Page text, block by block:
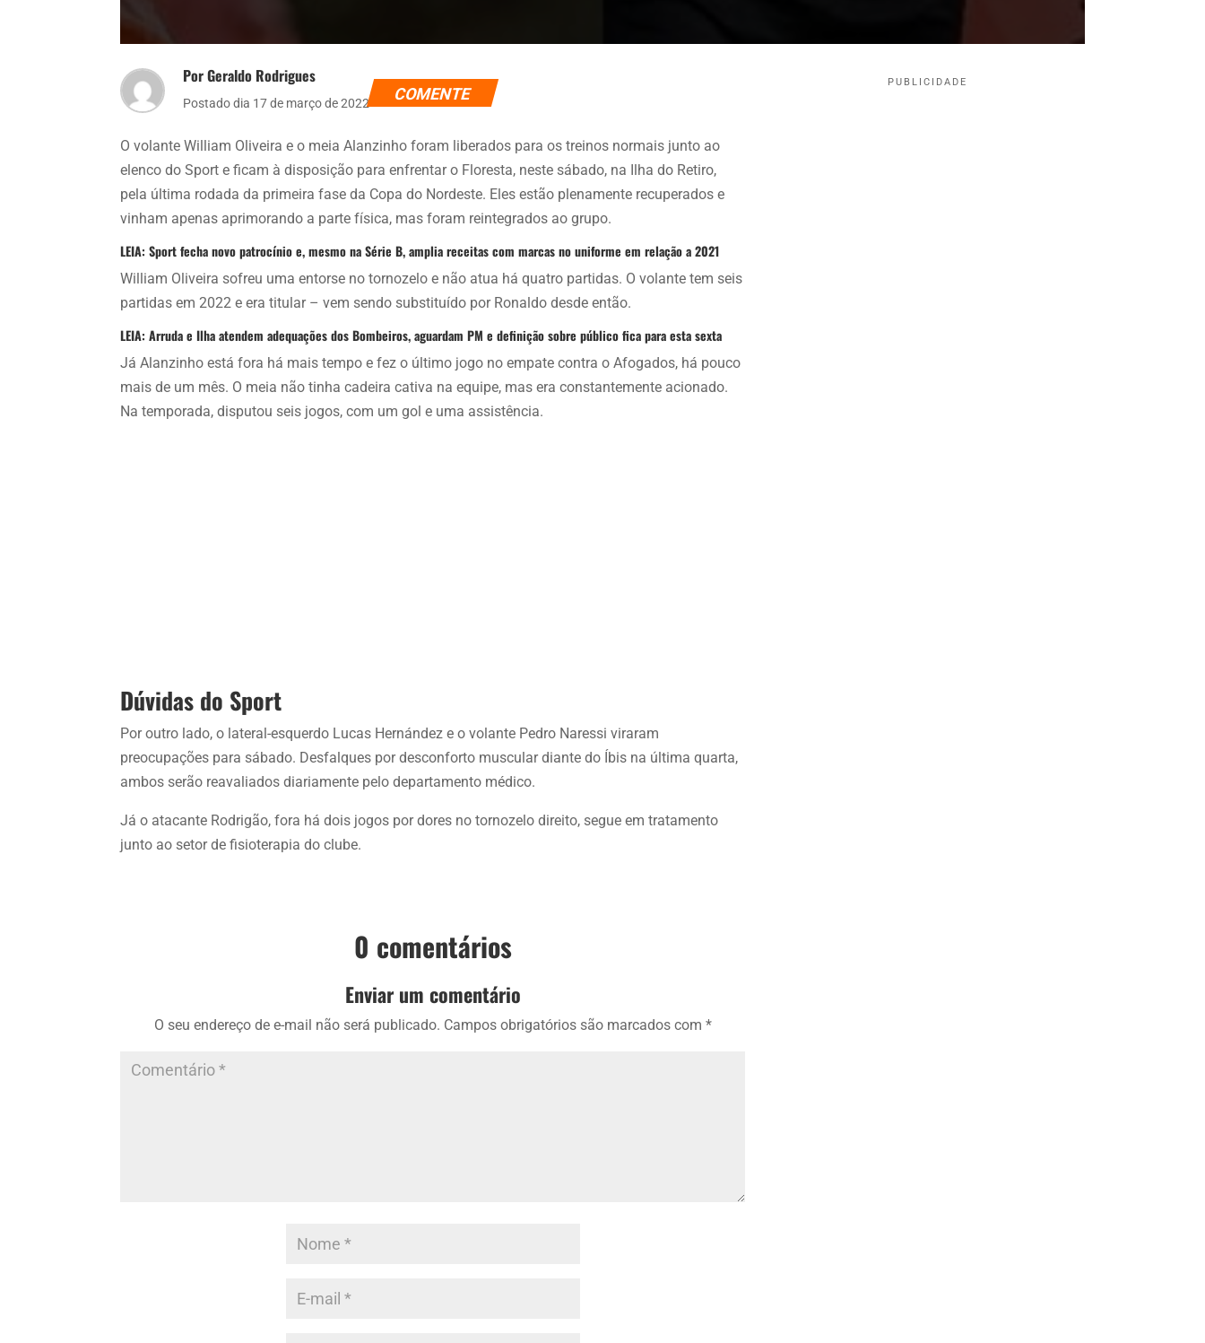
Por Geraldo Rodrigues
Postado dia 17 de março de 2022 COMENTE
O volante William Oliveira e o meia Alanzinho foram liberados para os treinos normais junto ao
elenco do Sport e ficam à disposição para enfrentar o Floresta, neste sábado, na Ilha do Retiro,
pela última rodada da primeira fase da Copa do Nordeste. Eles estão plenamente recuperados e
vinham apenas aprimorando a parte física, mas foram reintegrados ao grupo.
LEIA: Sport fecha novo patrocínio e, mesmo na Série B, amplia receitas com marcas no uniforme em relação a 2021
William Oliveira sofreu uma entorse no tornozelo e não atua há quatro partidas. O volante tem seis
partidas em 2022 e era titular – vem sendo substituído por Ronaldo desde então.
LEIA: Arruda e Ilha atendem adequações dos Bombeiros, aguardam PM e definição sobre público fica para esta sexta
Já Alanzinho está fora há mais tempo e fez o último jogo no empate contra o Afogados, há pouco
mais de um mês. O meia não tinha cadeira cativa na equipe, mas era constantemente acionado.
Na temporada, disputou seis jogos, com um gol e uma assistência.
Dúvidas do Sport
Por outro lado, o lateral-esquerdo Lucas Hernández e o volante Pedro Naressi viraram
preocupações para sábado. Desfalques por desconforto muscular diante do Íbis na última quarta,
ambos serão reavaliados diariamente pelo departamento médico.
Já o atacante Rodrigão, fora há dois jogos por dores no tornozelo direito, segue em tratamento
junto ao setor de fisioterapia do clube.
0 comentários
Enviar um comentário
O seu endereço de e-mail não será publicado. Campos obrigatórios são marcados com *
PUBLICIDADE